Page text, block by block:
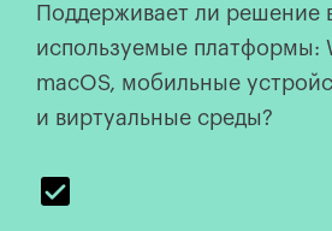
Поддерживает ли решение
используемые платформы:
macOS, мобильные
и виртуальные среды?